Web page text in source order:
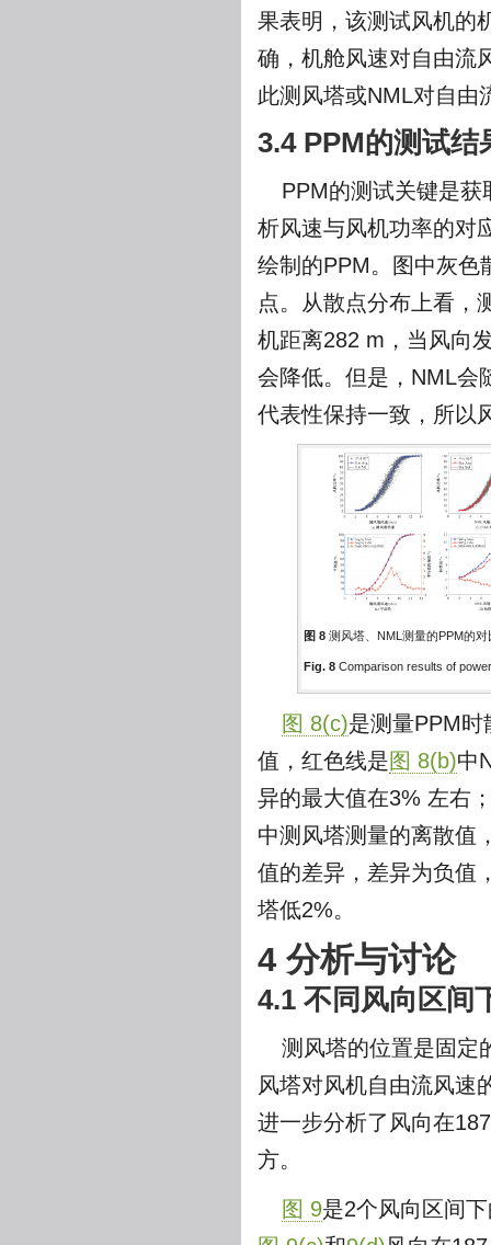
果表明，该测试风机的
确，机舱风速对自由流
此测风塔或NML对自由
3.4 PPM的测试结
PPM的测试关键是
析风速与风机功率的对
绘制的PPM。图中灰色
点。从散点分布上看，
机距离282 m，当风向
会降低。但是，NML会
代表性保持一致，所以
图 8 测风塔、NML测量的PPM的对
Fig. 8 Comparison results of
图 8(c)是测量PPM
值，红色线是图 8(b)中
异的最大值在3% 左右
中测风塔测量的离散值
值的差异，差异为负值
塔低2%。
4 分析与讨论
4.1 不同风向区间
测风塔的位置是固定
风塔对风机自由流风速
进一步分析了风向在
方。
图 9是2个风向区间